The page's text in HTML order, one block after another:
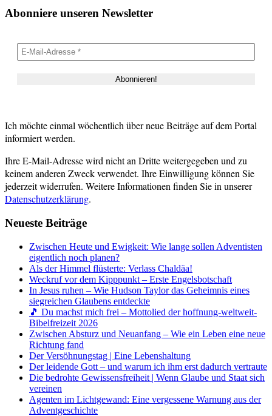
Abonniere unseren Newsletter
Ich möchte einmal wöchentlich über neue Beiträge auf dem Portal
informiert werden.
Ihre E-Mail-Adresse wird nicht an Dritte weitergegeben und zu
keinem anderen Zweck verwendet. Ihre Einwilligung können Sie
jederzeit widerrufen. Weitere Informationen finden Sie in unserer
Datenschutzerklärung.
Neueste Beiträge
Zwischen Heute und Ewigkeit: Wie lange sollen Adventisten
eigentlich noch planen?
Als der Himmel flüsterte: Verlass Chaldäa!
Weckruf vor dem Kipppunkt – Erste Engelsbotschaft
In Jesus ruhen – Wie Hudson Taylor das Geheimnis eines
siegreichen Glaubens entdeckte
🎵 Du machst mich frei – Mottolied der hoffnung-weltweit-
Bibelfreizeit 2026
Zwischen Absturz und Neuanfang – Wie ein Leben eine neue
Richtung fand
Der Versöhnungstag | Eine Lebenshaltung
Der leidende Gott – und warum ich ihm erst dadurch vertraute
Die bedrohte Gewissensfreiheit | Wenn Glaube und Staat sich
vereinen
Agenten im Lichtgewand: Eine vergessene Warnung aus der
Adventgeschichte